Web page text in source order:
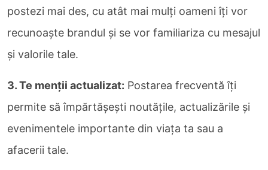
postezi mai des, cu atât mai mulți oameni îți vor
recunoaște brandul și se vor familiariza cu mesajul
și valorile tale.
3. Te menții actualizat: Postarea frecventă îți
permite să împărtășești noutățile, actualizările și
evenimentele importante din viața ta sau a
afacerii tale.